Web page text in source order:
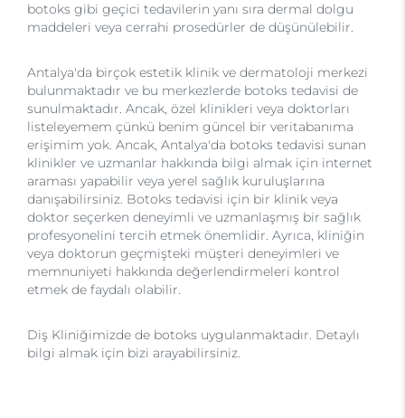
botoks gibi geçici tedavilerin yanı sıra dermal dolgu
maddeleri veya cerrahi prosedürler de düşünülebilir.
Antalya'da birçok estetik klinik ve dermatoloji merkezi
bulunmaktadır ve bu merkezlerde botoks tedavisi de
sunulmaktadır. Ancak, özel klinikleri veya doktorları
listeleyemem çünkü benim güncel bir veritabanıma
erişimim yok. Ancak, Antalya'da botoks tedavisi sunan
klinikler ve uzmanlar hakkında bilgi almak için internet
araması yapabilir veya yerel sağlık kuruluşlarına
danışabilirsiniz. Botoks tedavisi için bir klinik veya
doktor seçerken deneyimli ve uzmanlaşmış bir sağlık
profesyonelini tercih etmek önemlidir. Ayrıca, kliniğin
veya doktorun geçmişteki müşteri deneyimleri ve
memnuniyeti hakkında değerlendirmeleri kontrol
etmek de faydalı olabilir.
Diş Kliniğimizde de botoks uygulanmaktadır. Detaylı
bilgi almak için bizi arayabilirsiniz.